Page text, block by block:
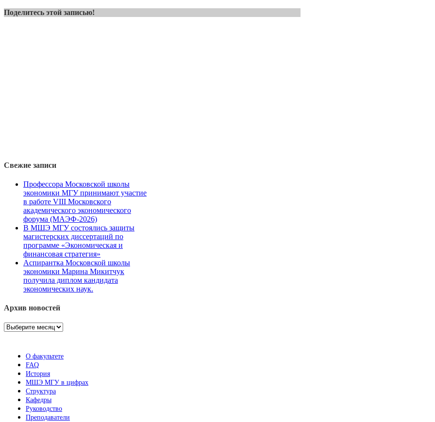
Поделитесь этой записью!
Свежие записи
Профессора Московской школы
экономики МГУ принимают участие
в работе VIII Московского
академического экономического
форума (МАЭФ-2026)
В МШЭ МГУ состоялись защиты
магистерских диссертаций по
программе «Экономическая и
финансовая стратегия»
Аспирантка Московской школы
экономики Марина Микитчук
получила диплом кандидата
экономических наук.
Архив новостей
Архив
О факультете
FAQ
История
МШЭ МГУ в цифрах
Структура
Кафедры
Руководство
Преподаватели